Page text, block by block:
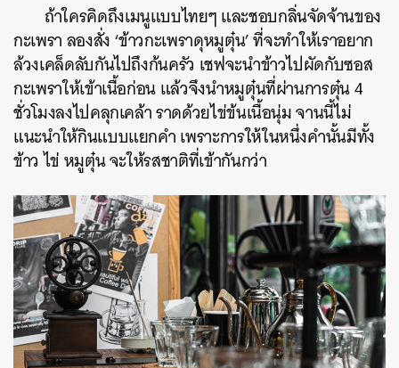
ถ้าใครคิดถึงเมนูแบบไทยๆ และชอบกลิ่นจัดจ้านของ
กะเพรา ลองสั่ง ‘ข้าวกะเพราดุหมูตุ๋น’ ที่จะทำให้เราอยาก
ล้วงเคล็ดลับกันไปถึงก้นครัว เชฟจะนำข้าวไปผัดกับซอส
กะเพราให้เข้าเนื้อก่อน แล้วจึงนำหมูตุ๋นที่ผ่านการตุ๋น 4
ชั่วโมงลงไปคลุกเคล้า ราดด้วยไข่ข้นเนื้อนุ่ม จานนี้ไม่
แนะนำให้กินแบบแยกคำ เพราะการให้ในหนึ่งคำนั้นมีทั้ง
ข้าว ไข่ หมูตุ๋น จะให้รสชาติที่เข้ากันกว่า